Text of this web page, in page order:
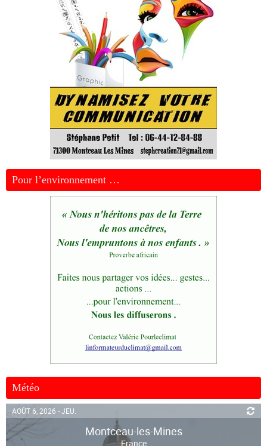
Pour l’environnement …
Météo
AOÛT 6, 2026 - JEU.
Montceau-les-Mines
France